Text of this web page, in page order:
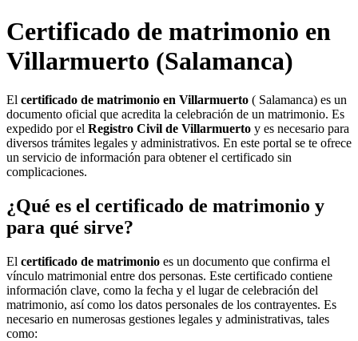
Certificado de matrimonio en
Villarmuerto (Salamanca)
El certificado de matrimonio en Villarmuerto ( Salamanca) es un
documento oficial que acredita la celebración de un matrimonio. Es
expedido por el Registro Civil de Villarmuerto y es necesario para
diversos trámites legales y administrativos. En este portal se te ofrece
un servicio de información para obtener el certificado sin
complicaciones.
¿Qué es el certificado de matrimonio y
para qué sirve?
El certificado de matrimonio es un documento que confirma el
vínculo matrimonial entre dos personas. Este certificado contiene
información clave, como la fecha y el lugar de celebración del
matrimonio, así como los datos personales de los contrayentes. Es
necesario en numerosas gestiones legales y administrativas, tales
como: